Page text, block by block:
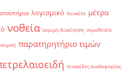
λογισμικό λουκέτο μέτρα
νοθεία νομιμη διακίνηση νομοθεσία
παρατηρητήριο τιμών
πινακίδες κυκλοφορίας